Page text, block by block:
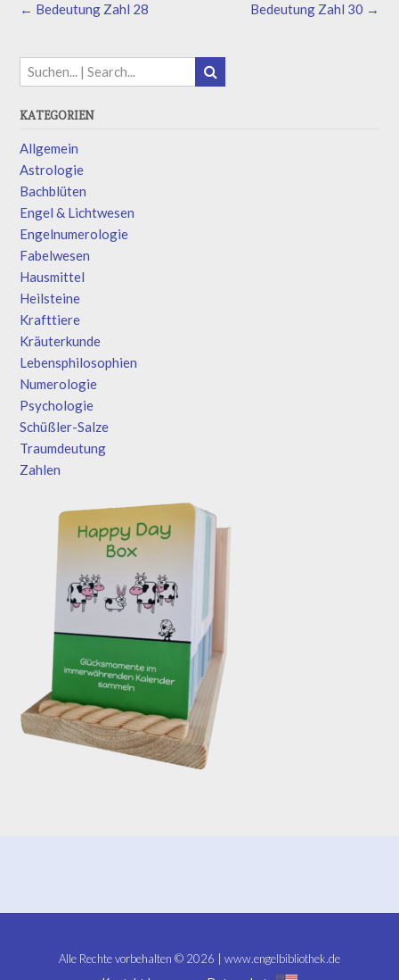
Bedeutung Zahl 30 →
← Bedeutung Zahl 28
KATEGORIEN
Allgemein
Astrologie
Bachblüten
Engel & Lichtwesen
Engelnumerologie
Fabelwesen
Hausmittel
Heilsteine
Krafttiere
Kräuterkunde
Lebensphilosophien
Numerologie
Psychologie
Schüßler-Salze
Traumdeutung
Zahlen
Alle Rechte vorbehalten © 2026 | www.engelbibliothek.de